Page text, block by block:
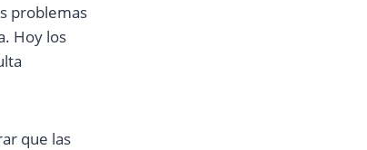
problemas
Hoy los
que las